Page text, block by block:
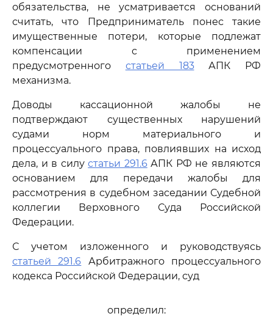
обязательства, не усматривается оснований
считать, что Предприниматель понес такие
имущественные потери, которые подлежат
компенсации с применением
предусмотренного статьей 183АПК РФ
механизма.
Доводы кассационной жалобы не
подтверждают существенных нарушений
судами норм материального и
процессуального права, повлиявших на исход
дела, и в силустатьи 291.6АПК РФ не являются
основанием для передачи жалобы для
рассмотрения в судебном заседании Судебной
коллегии Верховного Суда Российской
Федерации.
С учетом изложенного и руководствуясь
статьей 291.6 Арбитражного процессуального
кодекса Российской Федерации, суд
определил: